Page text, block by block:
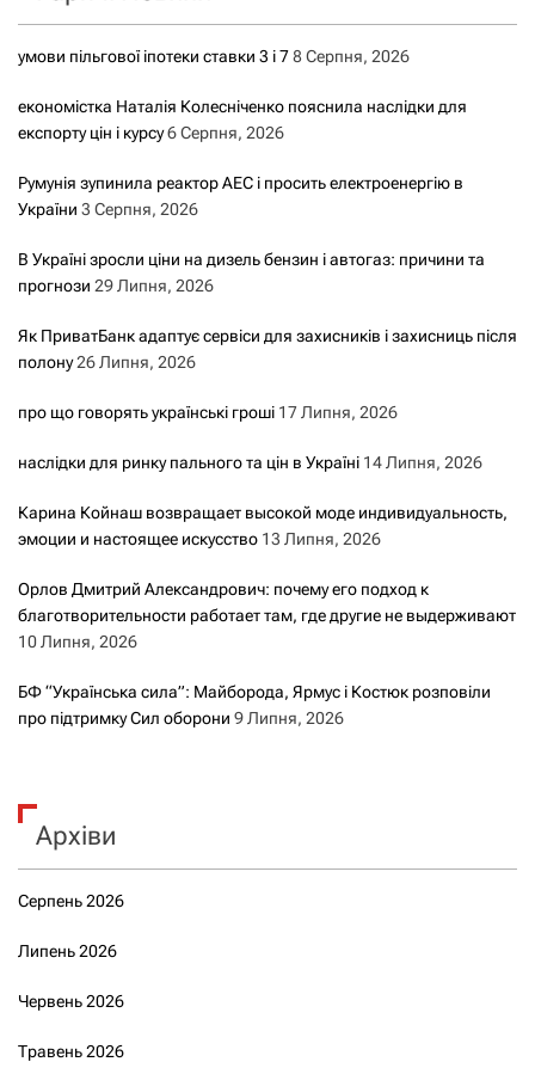
умови пільгової іпотеки ставки 3 і 78 Серпня, 2026
економістка Наталія Колесніченко пояснила наслідки для
експорту цін і курсу6 Серпня, 2026
Румунія зупинила реактор АЕС і просить електроенергію в
України 3 Серпня, 2026
В Україні зросли ціни на дизель бензин і автогаз: причини та
прогнози 29 Липня, 2026
Як ПриватБанк адаптує сервіси для захисників і захисниць після
полону26 Липня, 2026
про що говорять українські гроші 17 Липня, 2026
наслідки для ринку пального та цін в Україні 14 Липня, 2026
Карина Койнаш возвращает высокой моде индивидуальность,
эмоции и настоящее искусство 13 Липня, 2026
Орлов Дмитрий Александрович: почему его подход к
благотворительности работает там, где другие не выдерживают
10 Липня, 2026
БФ “Українська сила”: Майборода, Ярмус і Костюк розповіли
про підтримку Сил оборони 9 Липня, 2026
Архіви
Серпень 2026
Липень 2026
Червень 2026
Травень 2026